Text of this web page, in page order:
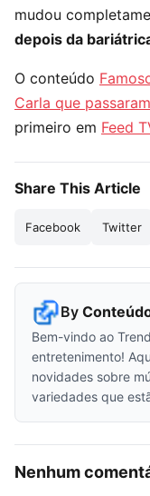
mudou
depois da
O conteúdo
Carla que
primeiro em Feed
Share This Article
Facebook Twitter
By
Bem-vindo ao
entretenimento!
novidades sobre
variedades que
Nenhum